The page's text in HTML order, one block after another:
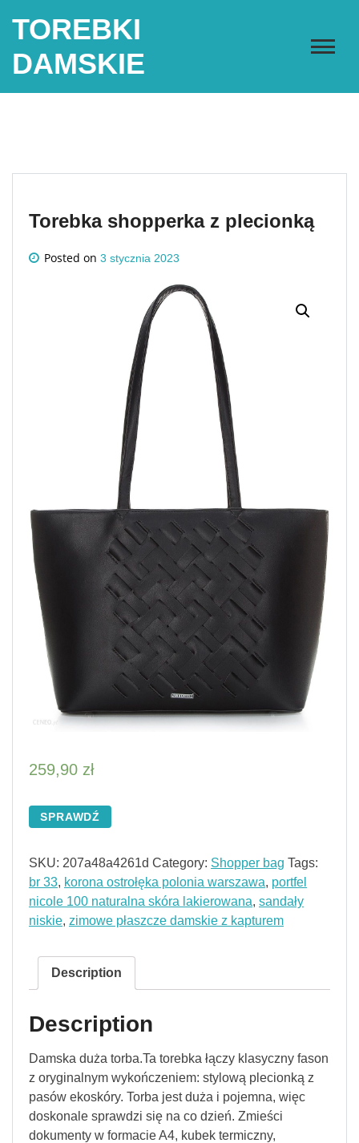
TOREBKI
DAMSKIE
Torebka shopperka z plecionką
Posted on 3 stycznia 2023
259,90 zł
SPRAWDŹ
SKU: 207a48a4261d Category: Shopper bag Tags:
br 33, korona ostrołęka polonia warszawa, portfel
nicole 100 naturalna skóra lakierowana, sandały
niskie, zimowe płaszcze damskie z kapturem
Description
Description
Damska duża torba.Ta torebka łączy klasyczny fason
z oryginalnym wykończeniem: stylową plecionką z
pasów ekoskóry. Torba jest duża i pojemna, więc
doskonale sprawdzi się na co dzień. Zmieści
dokumenty w formacie A4, kubek termiczny,